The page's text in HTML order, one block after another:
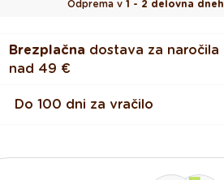
Odprema v 1 - 2 delovna dneh
Brezplačna dostava za naročila
nad 49 €
Do 100 dni za vračilo